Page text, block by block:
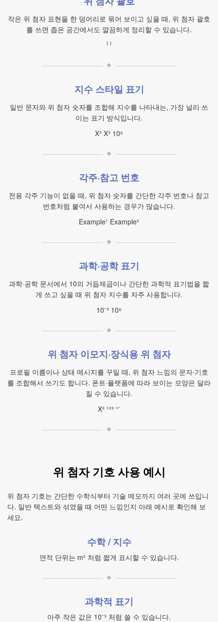
작은 위 첨자 표현을 한 덩어리로 묶어 보이고 싶을 때, 위 첨자 괄호
를 쓰면 좁은 공간에서도 깔끔하게 정리할 수 있습니다.
⁽ ⁾
✧
지수 스타일 표기
일반 문자와 위 첨자 숫자를 조합해 지수를 나타내는, 가장 널리 쓰
이는 표기 방식입니다.
X² X³ 10⁶
✧
각주·참고 번호
전용 각주 기능이 없을 때, 위 첨자 숫자를 간단한 각주 번호나 참고
번호처럼 붙여서 사용하는 경우가 많습니다.
Example¹ Example²
✧
과학·공학 표기
과학·공학 문서에서 10의 거듭제곱이나 간단한 과학적 표기법을 짧
게 쓰고 싶을 때 위 첨자 지수를 자주 사용합니다.
10⁻³ 10⁶
✧
위 첨자 이모지·장식용 위 첨자
프로필 이름이나 상태 메시지를 꾸밀 때, 위 첨자 느낌의 문자·기호
를 조합해서 쓰기도 합니다. 폰트·플랫폼에 따라 보이는 모양은 달라
질 수 있습니다.
X² ¹²³ ⁺⁻
✧
위 첨자 기호 사용 예시
위 첨자 기호는 간단한 수학식부터 기술 메모까지 여러 곳에 쓰입니
다. 일반 텍스트와 섞였을 때 어떤 느낌인지 아래 예시로 확인해 보
세요.
수학 / 지수
면적 단위는 m² 처럼 짧게 표시할 수 있습니다.
✧
과학적 표기
아주 작은 값은 10⁻³ 처럼 쓸 수 있습니다.